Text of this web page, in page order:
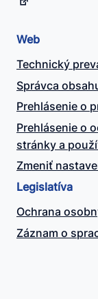
Web
Technický
Správca
Prehlásenie o
Prehlásenie o
stránky a
Zmeniť
Legislatíva
Ochrana
Záznam o